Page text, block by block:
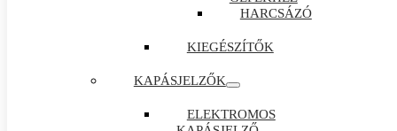
HARCSÁZÓ
KIEGÉSZÍTŐK
KAPÁSJELZŐK
ELEKTROMOS